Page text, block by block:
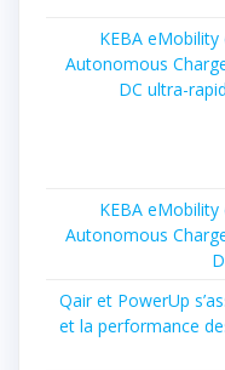
KEBA
Autonomous
DC ultra-
KEBA
Autonomous
Qair et PowerUp
et la performance